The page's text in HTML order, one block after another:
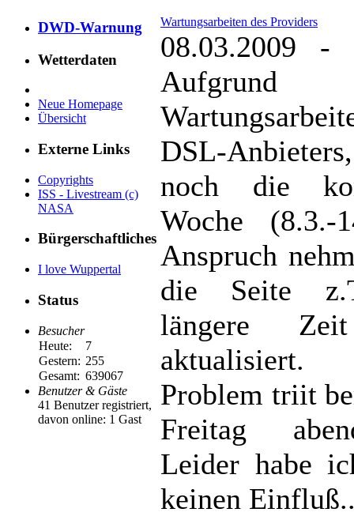
DWD-Warnung
Wetterdaten
Neue Homepage
Übersicht
Externe Links
Copyrights
ISS - Livestream (c)
NASA
Bürgerschaftliches
I love Wuppertal
Status
Besucher
Heute:
7
Gestern: 255
Gesamt: 639067
Benutzer & Gäste
41 Benutzer registriert,
davon online: 1 Gast
Wartungsarbeiten des Providers
08.03.2009 -
DSL-
noch die
Woche (8.3.-
Anspruch
die Seite
längere
aktualisiert.
Problem triit
Freitag
Leider habe
keinen